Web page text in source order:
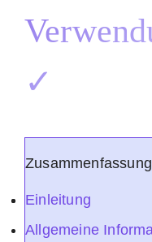
✓
Einleitung
Allgemeine